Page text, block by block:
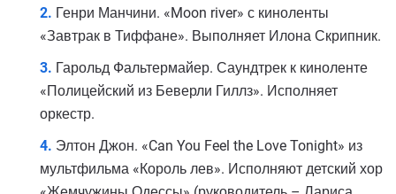
Генри Манчини. «Moon river» с киноленты
«Завтрак в Тиффане». Выполняет Илона Скрипник.
Гарольд Фальтермайер. Саундтрек к киноленте
«Полицейский из Беверли Гиллз». Исполняет
оркестр.
Элтон Джон. «Can You Feel the Love Tonight» из
мультфильма «Король лев». Исполняют детский хор